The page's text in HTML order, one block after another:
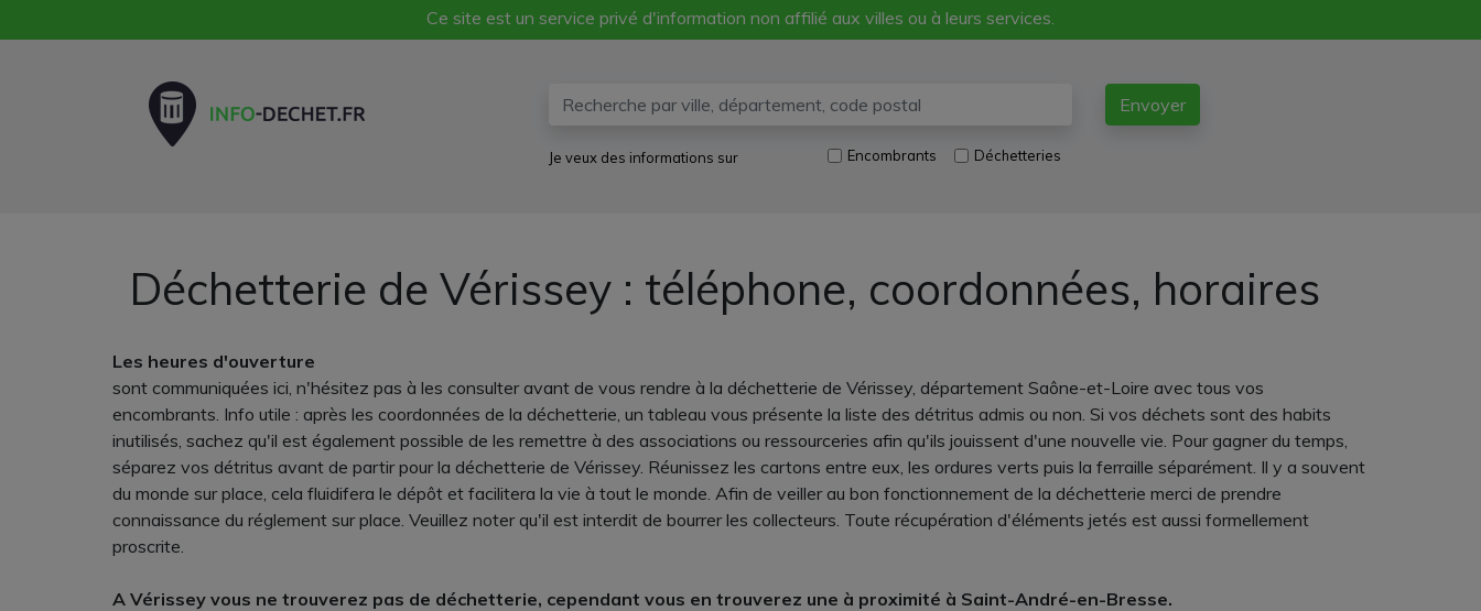
Ce site est un service privé d'information non affilié aux villes ou à leurs services.
Envoyer
Je veux des informations sur Encombrants Déchetteries
Déchetterie de Vérissey : téléphone, coordonnées, horaires
Les heures d'ouverture
sont communiquées ici, n'hésitez pas à les consulter avant de vous rendre à la déchetterie de Vérissey, département Saône-et-Loire avec tous vos
encombrants. Info utile : après les coordonnées de la déchetterie, un tableau vous présente la liste des détritus admis ou non. Si vos déchets sont des habits
inutilisés, sachez qu'il est également possible de les remettre à des associations ou ressourceries afin qu'ils jouissent d'une nouvelle vie. Pour gagner du temps,
séparez vos détritus avant de partir pour la déchetterie de Vérissey. Réunissez les cartons entre eux, les ordures verts puis la ferraille séparément. Il y a souvent
du monde sur place, cela fluidifera le dépôt et facilitera la vie à tout le monde. Afin de veiller au bon fonctionnement de la déchetterie merci de prendre
connaissance du réglement sur place. Veuillez noter qu'il est interdit de bourrer les collecteurs. Toute récupération d'éléments jetés est aussi formellement
proscrite.
A Vérissey vous ne trouverez pas de déchetterie, cependant vous en trouverez une à proximité à Saint-André-en-Bresse.